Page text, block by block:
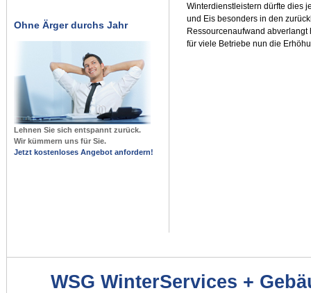
Ohne Ärger durchs Jahr
Lehnen Sie sich entspannt zurück.
Wir kümmern uns für Sie.
Jetzt kostenloses Angebot anfordern!
Winterdienstleistern dürfte dies
und Eis besonders in den
Ressourcenaufwand
für viele Betriebe nun die
WSG WinterServices +